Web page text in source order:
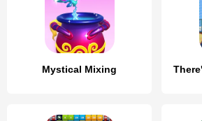
Mystical Mixing